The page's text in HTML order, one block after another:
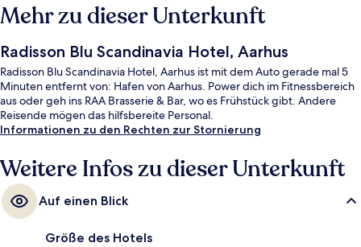
Mehr zu dieser Unterkunft
Radisson Blu Scandinavia Hotel, Aarhus
Radisson Blu Scandinavia Hotel, Aarhus ist mit dem Auto gerade mal 5
Minuten entfernt von: Hafen von Aarhus. Power dich im Fitnessbereich
aus oder geh ins RAA Brasserie & Bar, wo es Frühstück gibt. Andere
Reisende mögen das hilfsbereite Personal.
Informationen zu den Rechten zur Stornierung
Weitere Infos zu dieser Unterkunft
Auf einen Blick
Größe des Hotels